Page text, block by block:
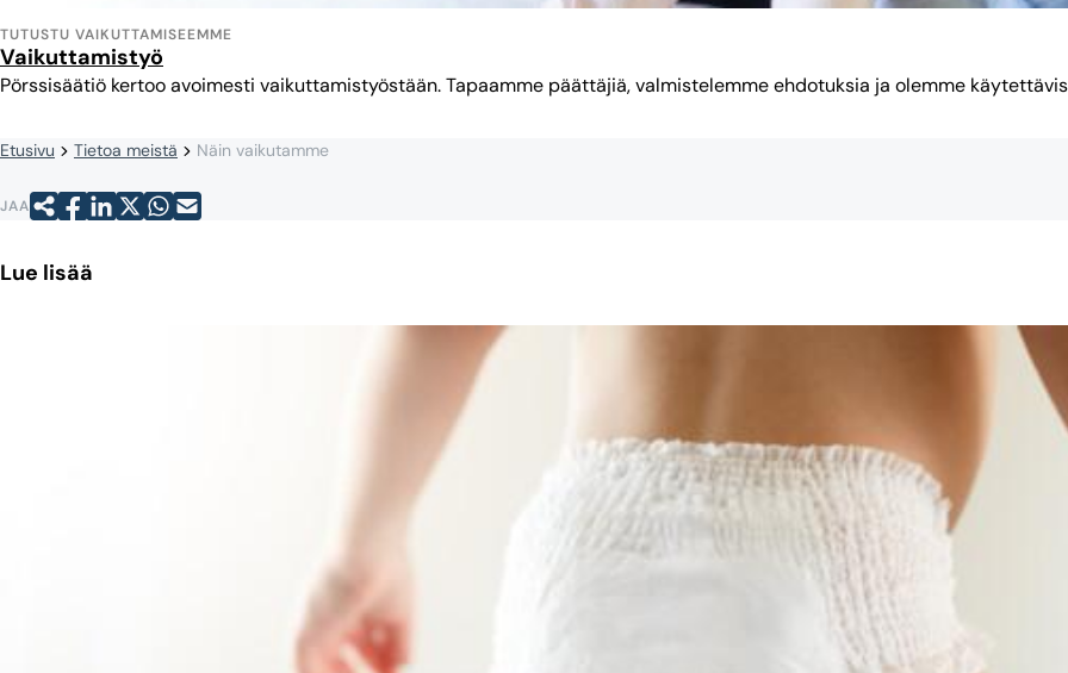
TUTUSTU VAIKUTTAMISEEMME
Vaikuttamistyö
Pörssisäätiö kertoo avoimesti vaikuttamistyöstään. Tapaamme päättäjiä, valmistelemme ehdotuksia ja olemme
Etusivu Tietoa meistä Näin vaikutamme
JAA
Lue lisää